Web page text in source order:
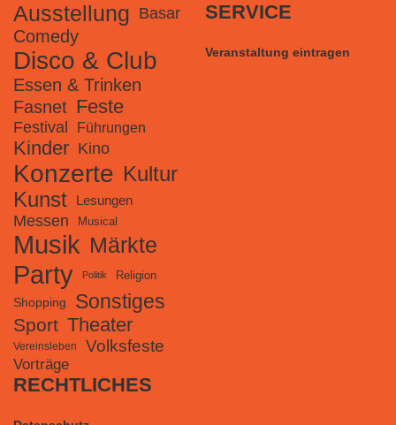
Ausstellung Basar
Comedy
Disco & Club
Essen & Trinken
Fasnet Feste
Festival Führungen
Kinder Kino
Konzerte Kultur
Kunst
Lesungen
Messen Musical
Musik Märkte
Party Politik Religion
Shopping Sonstiges
Sport Theater
Vereinsleben Volksfeste
Vorträge
SERVICE
Veranstaltung eintragen
RECHTLICHES